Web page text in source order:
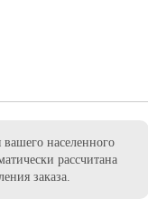
населенного
рассчитана
заказа.